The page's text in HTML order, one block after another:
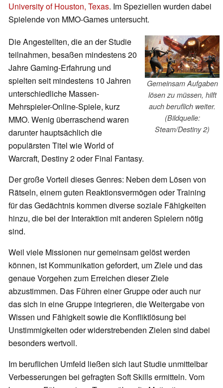
University of Houston, Texas. Im Speziellen wurden dabei
Spielende von MMO-Games untersucht.
Gemeinsam Aufgaben
lösen zu müssen, hilft
auch beruflich weiter.
(Bildquelle:
Steam/Destiny 2)
Die Angestellten, die an der Studie
teilnahmen, besaßen mindestens 20
Jahre Gaming-Erfahrung und
spielten seit mindestens 10 Jahren
unterschiedliche Massen-
Mehrspieler-Online-Spiele, kurz
MMO. Wenig überraschend waren
darunter hauptsächlich die
populärsten Titel wie World of
Warcraft, Destiny 2 oder Final Fantasy.
Der große Vorteil dieses Genres: Neben dem Lösen von
Rätseln, einem guten Reaktionsvermögen oder Training
für das Gedächtnis kommen diverse soziale Fähigkeiten
hinzu, die bei der Interaktion mit anderen Spielern nötig
sind.
Weil viele Missionen nur gemeinsam gelöst werden
können, ist Kommunikation gefordert, um Ziele und das
genaue Vorgehen zum Erreichen dieser Ziele
abzustimmen. Das Führen einer Gruppe oder auch nur
das sich in eine Gruppe integrieren, die Weitergabe von
Wissen und Fähigkeit sowie die Konfliktlösung bei
Unstimmigkeiten oder widerstrebenden Zielen sind dabei
besonders wertvoll.
Im beruflichen Umfeld ließen sich laut Studie unmittelbar
Verbesserungen bei gefragten Soft Skills ermitteln. Vom